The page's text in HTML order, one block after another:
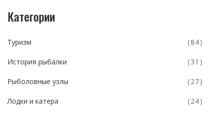
Категории
Туризм (84)
История рыбалки (31)
Рыболовные узлы (27)
Лодки и катера (24)